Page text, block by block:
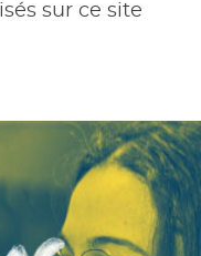
sur ce site